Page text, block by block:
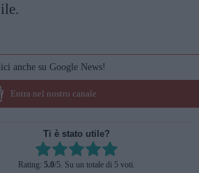
anche su Google News!
Entra nel nostro canale
Ti è stato utile?
Rate this item:
Rating: 5.0/5. Su un totale di 5 voti.